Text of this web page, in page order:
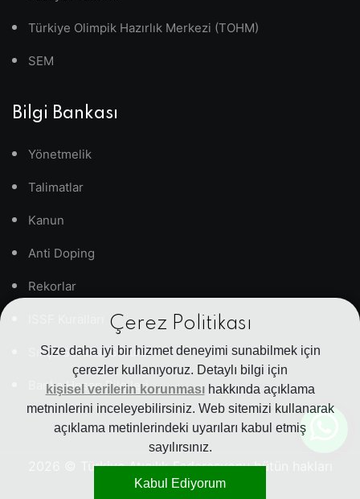
Çerez Politikası
Size daha iyi bir hizmet deneyimi sunabilmek için
çerezler kullanıyoruz. Detaylı bilgi için
kişisel verilerin korunmasıhakkında açıklama
metninlerini inceleyebilirsiniz. Web sitemizi kullanarak
açıklama metinlerindeki uyarıları kabul etmiş
sayılırsınız.
Kabul Ediyorum
Türkiye Olimpik Hazırlık Merkezi (TOHM)
SEM
Bilgi Bankası
Yönetmelik
Talimatlar
Kanun
Anti Doping
Rekorlar
Sıkça Sorulan Sorular
Banka Hesap Bilgileri
© Türkiye Atıcılık Federasyonu bütün hakları
saklıdır.